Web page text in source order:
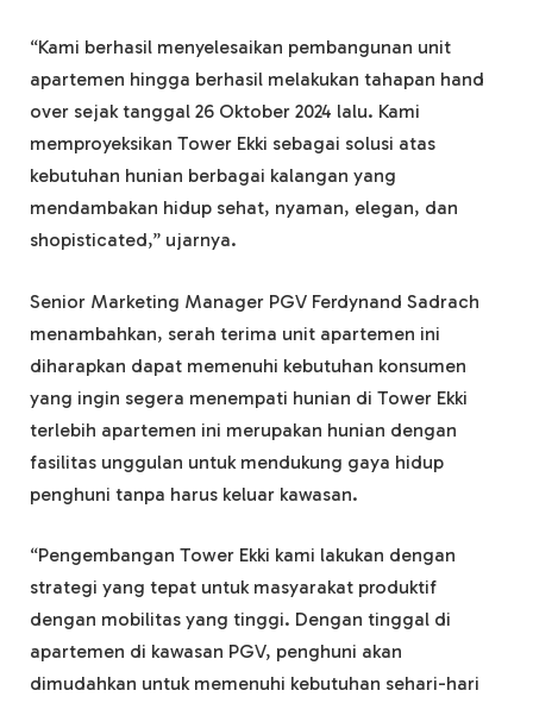
“Kami berhasil menyelesaikan pembangunan unit
apartemen hingga berhasil melakukan tahapan hand
over sejak tanggal 26 Oktober 2024 lalu. Kami
memproyeksikan Tower Ekki sebagai solusi atas
kebutuhan hunian berbagai kalangan yang
mendambakan hidup sehat, nyaman, elegan, dan
shopisticated,” ujarnya.
Senior Marketing Manager PGV Ferdynand Sadrach
menambahkan, serah terima unit apartemen ini
diharapkan dapat memenuhi kebutuhan konsumen
yang ingin segera menempati hunian di Tower Ekki
terlebih apartemen ini merupakan hunian dengan
fasilitas unggulan untuk mendukung gaya hidup
penghuni tanpa harus keluar kawasan.
“Pengembangan Tower Ekki kami lakukan dengan
strategi yang tepat untuk masyarakat produktif
dengan mobilitas yang tinggi. Dengan tinggal di
apartemen di kawasan PGV, penghuni akan
dimudahkan untuk memenuhi kebutuhan sehari-hari